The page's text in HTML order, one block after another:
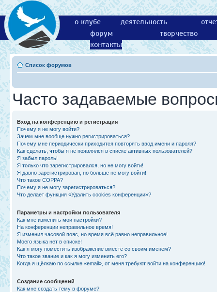
о клубе деятельность
форум
творчество
контакты
Список форумов
Часто задаваемые
Вход на конференцию и регистрация
Почему я не могу войти?
Зачем мне вообще нужно регистрироваться?
Почему мне периодически приходится повторять ввод имени и пароля?
Как сделать, чтобы я не появлялся в списке активных пользователей?
Я забыл пароль!
Я только что зарегистрировался, но не могу войти!
Я давно зарегистрирован, но больше не могу войти!
Что такое COPPA?
Почему я не могу зарегистрироваться?
Что делает функция «Удалить cookies конференции»?
Параметры и настройки пользователя
Как мне изменить мои настройки?
На конференции неправильное время!
Я изменил часовой пояс, но время всё равно неправильное!
Моего языка нет в списке!
Как я могу поместить изображение вместе со своим именем?
Что такое звание и как я могу изменить его?
Когда я щёлкаю по ссылке «email», от меня требуют войти на конференцию!
Создание сообщений
Как мне создать тему в форуме?